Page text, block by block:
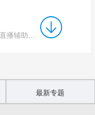
最新专题